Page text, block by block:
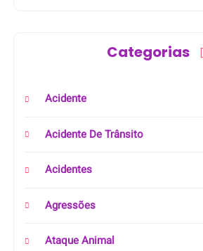
Categorias
Acidente
Acidente De Trânsito
Acidentes
Agressões
Ataque Animal